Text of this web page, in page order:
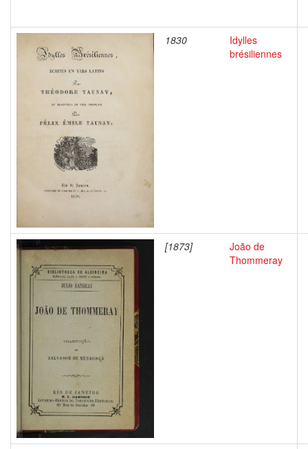
1830
Idylles
brésiliennes
[1873]
João de
Thommeray